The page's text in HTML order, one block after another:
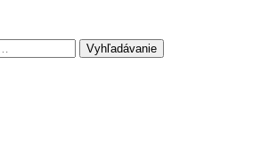
Vyhľadávanie